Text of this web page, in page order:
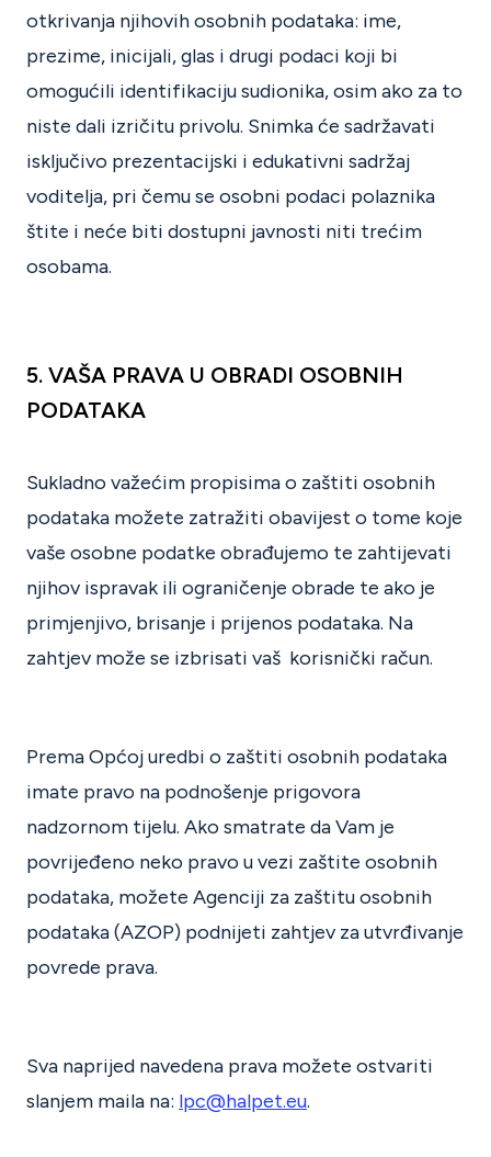
otkrivanja njihovih osobnih podataka: ime,
prezime, inicijali, glas i drugi podaci koji bi
omogućili identifikaciju sudionika, osim ako za to
niste dali izričitu privolu. Snimka će sadržavati
isključivo prezentacijski i edukativni sadržaj
voditelja, pri čemu se osobni podaci polaznika
štite i neće biti dostupni javnosti niti trećim
osobama.
5. VAŠA PRAVA U OBRADI OSOBNIH
PODATAKA
Sukladno važećim propisima o zaštiti osobnih
podataka možete zatražiti obavijest o tome koje
vaše osobne podatke obrađujemo te zahtijevati
njihov ispravak ili ograničenje obrade te ako je
primjenjivo, brisanje i prijenos podataka. Na
zahtjev može se izbrisati vaš korisnički račun.
Prema Općoj uredbi o zaštiti osobnih podataka
imate pravo na podnošenje prigovora
nadzornom tijelu. Ako smatrate da Vam je
povrijeđeno neko pravo u vezi zaštite osobnih
podataka, možete Agenciji za zaštitu osobnih
podataka (AZOP) podnijeti zahtjev za utvrđivanje
povrede prava.
Sva naprijed navedena prava možete ostvariti
slanjem maila na: lpc@halpet.eu.